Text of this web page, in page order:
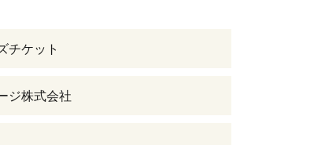
チケット
ジ株式会社